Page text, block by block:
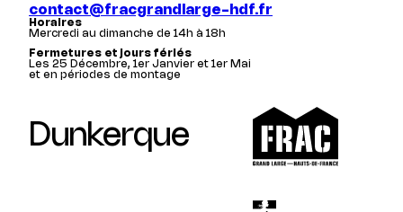
contact@fracgrandlarge-hdf.fr
Horaires
Mercredi au dimanche de 14h à 18h
Fermetures et jours fériés
Les 25 Décembre, 1er Janvier et 1er Mai
et en périodes de montage
Dunkerque